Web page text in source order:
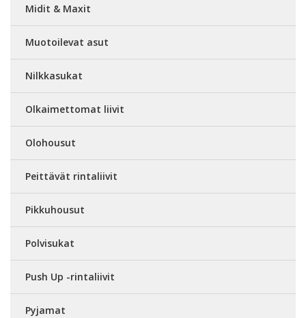
Midit & Maxit
Muotoilevat asut
Nilkkasukat
Olkaimettomat liivit
Olohousut
Peittävät rintaliivit
Pikkuhousut
Polvisukat
Push Up -rintaliivit
Pyjamat